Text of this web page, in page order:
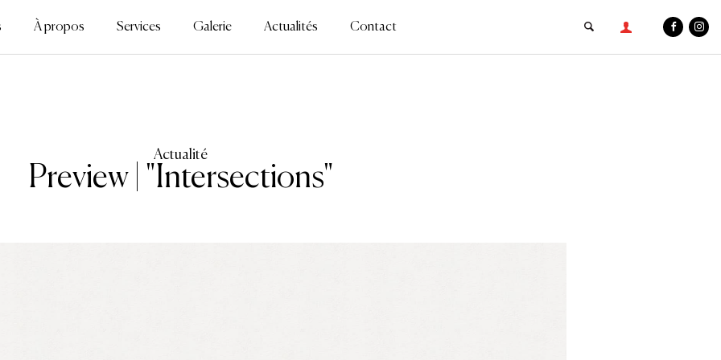
À propos Services Galerie Actualités Contact
Actualité
Preview | "Intersections"